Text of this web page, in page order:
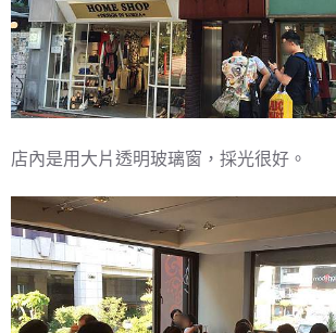
店內是用大片透明玻璃窗，採光很好。